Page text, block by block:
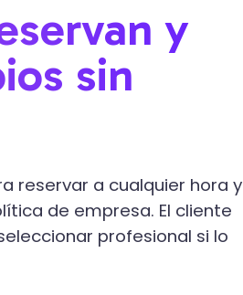
y
sin
reservar a cualquier hora y
de empresa. El cliente
profesional si lo